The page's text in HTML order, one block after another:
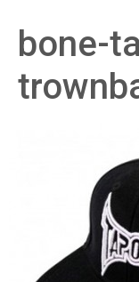
bone-